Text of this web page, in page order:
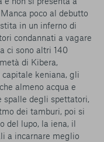
poco al debutto
in un inferno di
condannati a vagare
ci sono altri 140
di Kibera,
keniana, gli
almeno acqua e
spalle degli spettatori,
dei tamburi, poi si
del lupo, la iena, il
a incarnare meglio